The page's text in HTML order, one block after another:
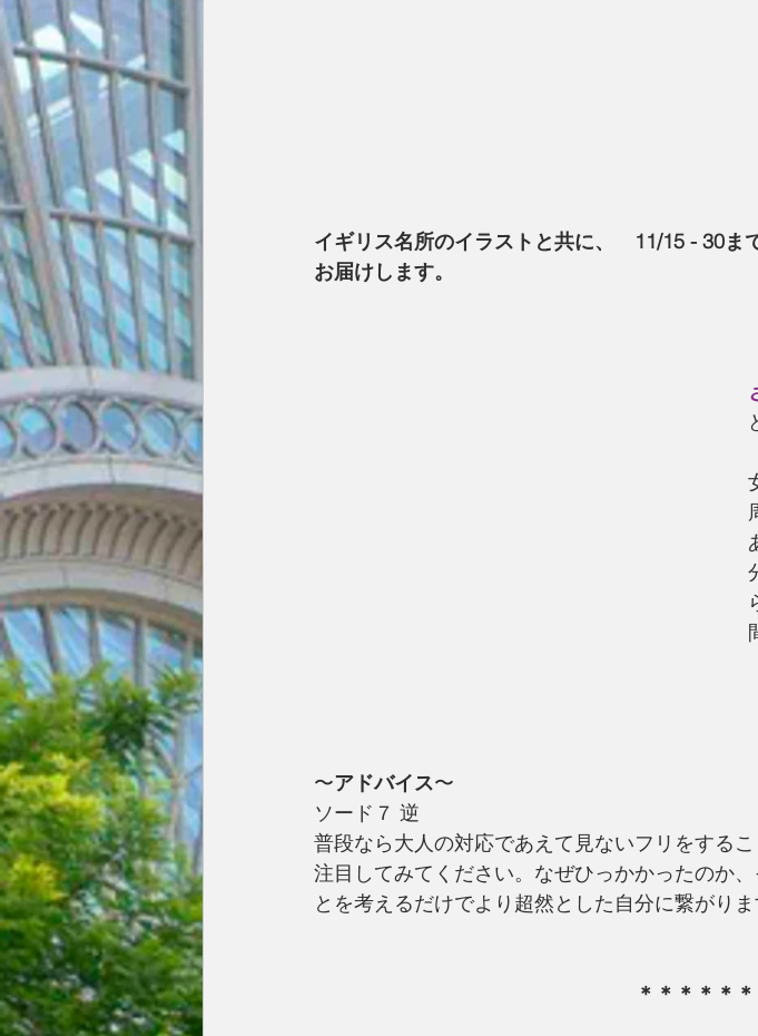
イギリス名所のイラストと共に、　11/15 - 30
お届けします。
〜アドバイス〜
ソード７ 逆
普段なら大人の対応であえて見ないフリをする
注目してみてください。なぜひっかかったのか
とを考えるだけでより超然とした自分に繋がりま
＊＊＊＊＊